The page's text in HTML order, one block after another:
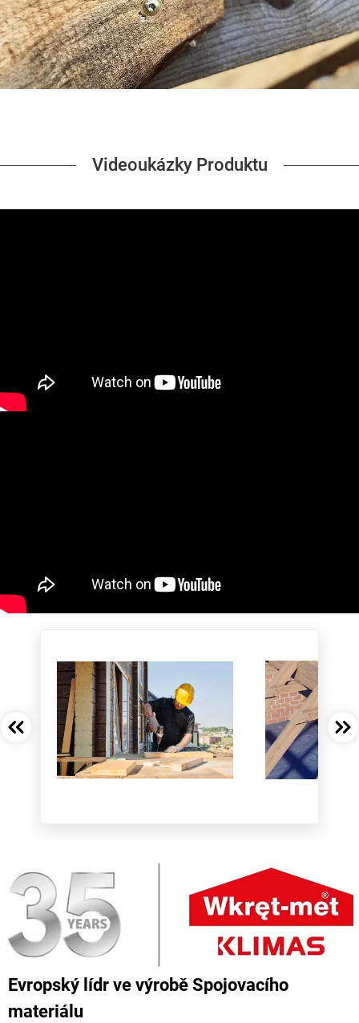
Videoukázky Produktu
Evropský lídr ve výrobě Spojovacího
materiálu